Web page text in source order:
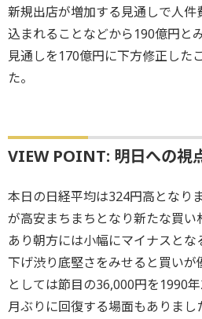
新規出店が増加する見通しで人
込まれることなどから190億円と
見通しを170億円に下方修正した
た。
VIEW POINT: 明日への視
本日の日経平均は324円高となり
が高安まちまちとなり新たな買い
あり朝方には小幅にマイナスとな
下げ渋り底堅さをみせると買いが
としては節目の36,000円を1990
月ぶりに回復する場面もありま